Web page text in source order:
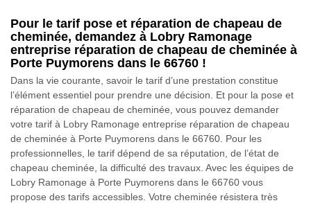
Pour le tarif pose et réparation de chapeau de
cheminée, demandez à Lobry Ramonage
entreprise réparation de chapeau de cheminée à
Porte Puymorens dans le 66760 !
Dans la vie courante, savoir le tarif d’une prestation constitue
l’élément essentiel pour prendre une décision. Et pour la pose et
réparation de chapeau de cheminée, vous pouvez demander
votre tarif à Lobry Ramonage entreprise réparation de chapeau
de cheminée à Porte Puymorens dans le 66760. Pour les
professionnelles, le tarif dépend de sa réputation, de l’état de
chapeau cheminée, la difficulté des travaux. Avec les équipes de
Lobry Ramonage à Porte Puymorens dans le 66760 vous
propose des tarifs accessibles. Votre cheminée résistera très